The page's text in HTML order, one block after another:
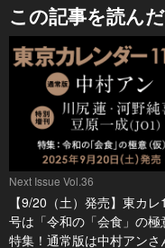
この記事を読ん
Next Issue Vol.36
【9/20（土）発売】東カレ
号は「令和の「会食」の極
特集！通常版は中村アンさ